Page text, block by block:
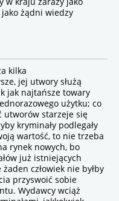
żądni wiedzy
kilka
jej utwory służą
jak najtańsze towary
użytku; co
utworów starzeje się
kryminały podlegały
wartość, to nie trzeba
rynek nowych, bo
już istniejących
człowiek nie byłby
przyswoić sobie
Wydawcy wciąż